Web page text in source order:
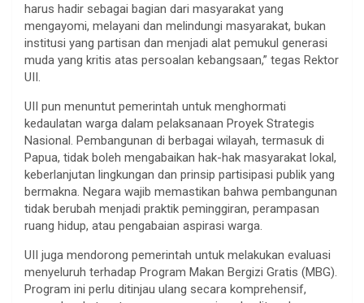
harus hadir sebagai bagian dari masyarakat yang
mengayomi, melayani dan melindungi masyarakat, bukan
institusi yang partisan dan menjadi alat pemukul generasi
muda yang kritis atas persoalan kebangsaan,” tegas Rektor
UII.
UII pun menuntut pemerintah untuk menghormati
kedaulatan warga dalam pelaksanaan Proyek Strategis
Nasional. Pembangunan di berbagai wilayah, termasuk di
Papua, tidak boleh mengabaikan hak-hak masyarakat lokal,
keberlanjutan lingkungan dan prinsip partisipasi publik yang
bermakna. Negara wajib memastikan bahwa pembangunan
tidak berubah menjadi praktik peminggiran, perampasan
ruang hidup, atau pengabaian aspirasi warga.
UII juga mendorong pemerintah untuk melakukan evaluasi
menyeluruh terhadap Program Makan Bergizi Gratis (MBG).
Program ini perlu ditinjau ulang secara komprehensif,